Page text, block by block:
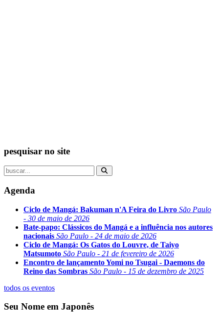
pesquisar no site
Agenda
Ciclo de Mangá: Bakuman n'A Feira do Livro São Paulo
- 30 de maio de 2026
Bate-papo: Clássicos do Mangá e a influência nos autores
nacionais São Paulo - 24 de maio de 2026
Ciclo de Mangá: Os Gatos do Louvre, de Taiyo
Matsumoto São Paulo - 21 de fevereiro de 2026
Encontro de lançamento Yomi no Tsugai - Daemons do
Reino das Sombras São Paulo - 15 de dezembro de 2025
todos os eventos
Seu Nome em Japonês